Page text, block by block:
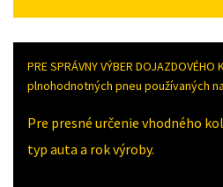
PRE SPRÁVNY VÝBER
plnohodnotných pneu používaných
Pre presné určenie vhodného
typ auta a rok výroby.